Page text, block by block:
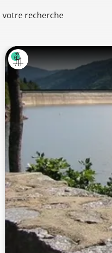
votre recherche